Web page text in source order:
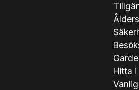
Hitta